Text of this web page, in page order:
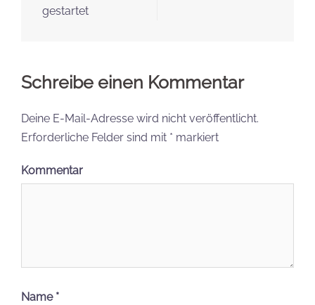
gestartet
Schreibe einen Kommentar
Deine E-Mail-Adresse wird nicht veröffentlicht.
Erforderliche Felder sind mit * markiert
Kommentar
Name *